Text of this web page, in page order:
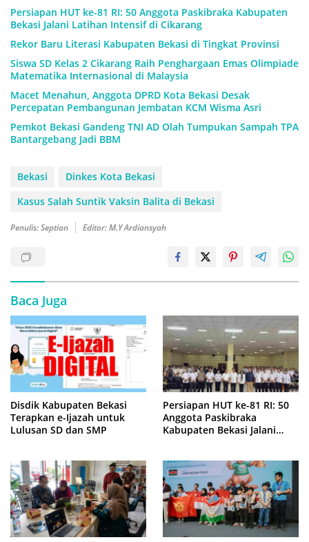
Persiapan HUT ke-81 RI: 50 Anggota Paskibraka Kabupaten
Bekasi Jalani Latihan Intensif di Cikarang
Rekor Baru Literasi Kabupaten Bekasi di Tingkat Provinsi
Siswa SD Kelas 2 Cikarang Raih Penghargaan Emas Olimpiade
Matematika Internasional di Malaysia
Macet Menahun, Anggota DPRD Kota Bekasi Desak
Percepatan Pembangunan Jembatan KCM Wisma Asri
Pemkot Bekasi Gandeng TNI AD Olah Tumpukan Sampah TPA
Bantargebang Jadi BBM
Bekasi
Dinkes Kota Bekasi
Kasus Salah Suntik Vaksin Balita di Bekasi
Penulis: Septian Editor: M.Y Ardiansyah
Baca Juga
Disdik Kabupaten Bekasi
Terapkan e-Ijazah untuk
Lulusan SD dan SMP
Persiapan HUT ke-81 RI: 50
Anggota Paskibraka
Kabupaten Bekasi Jalani